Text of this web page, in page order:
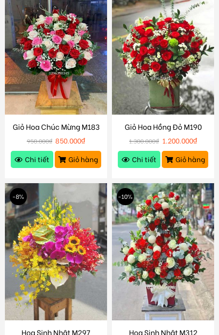
Giỏ Hoa Chúc Mừng M183
950.000₫ 850.000₫
Chi tiết
Giỏ hàng
Giỏ Hoa Hồng Đỏ M190
1.300.000₫ 1.200.000₫
Chi tiết
Giỏ hàng
-8%
Hoa Sinh Nhật M297
-10%
Hoa Sinh Nhật M312